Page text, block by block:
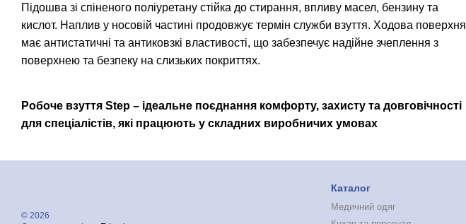
Підошва зі спіненого поліуретану стійка до стирання, впливу масел, бензину та
кислот. Наплив у носовій частині продовжує термін служби взуття. Ходова поверхня
має антистатичні та антиковзкі властивості, що забезпечує надійне зчеплення з
поверхнею та безпеку на слизьких покриттях.
Робоче взуття Step – ідеальне поєднання комфорту, захисту та довговічності
для спеціалістів, які працюють у складних виробничих умовах
© 2026
Каталог
Медичний одяг